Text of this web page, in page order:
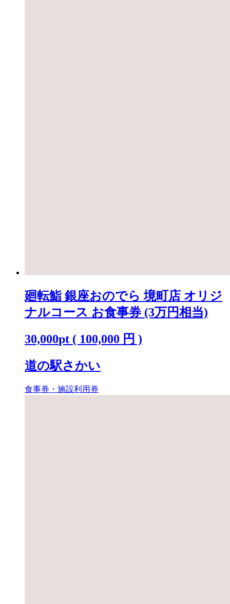
廻転鮨 銀座おのでら 境町店 オリジ
ナルコース お食事券 (3万円相当)
30,000pt ( 100,000 円 )
道の駅さかい
食事券・施設利用券